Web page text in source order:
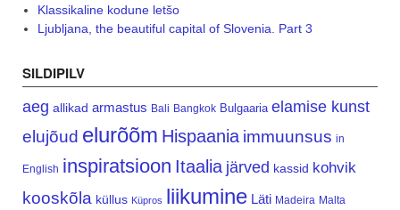
Klassikaline kodune letšo
Ljubljana, the beautiful capital of Slovenia. Part 3
SILDIPILV
aeg allikad armastus Bali Bangkok Bulgaaria elamise kunst
elujõud elurõõm Hispaania immuunsus in
English inspiratsioon Itaalia järved kassid kohvik
kooskõla küllus Küpros liikumine Läti Madeira Malta